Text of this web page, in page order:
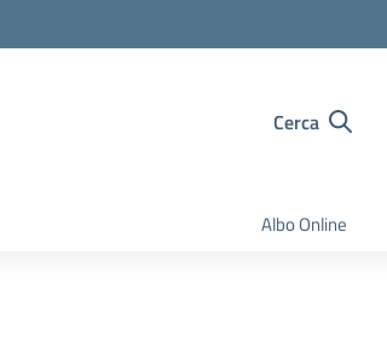
Cerca
Albo Online